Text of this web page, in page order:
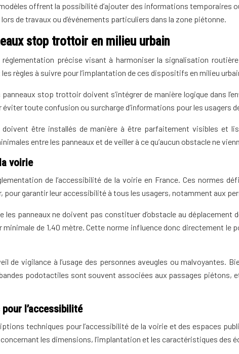
offrent la possibilité d’ajouter des informations temporaires
de travaux ou d’événements particuliers dans la zone piétonne.
stop trottoir en milieu urbain
précise visant à harmoniser la signalisation
règles à suivre pour l’implantation de ces dispositifs en milieu
stop trottoir doivent s’intégrer de manière logique dans
toute confusion ou surcharge d’informations pour les usagers
être installés de manière à être parfaitement visibles et
entre les panneaux et de veiller à ce qu’aucun obstacle ne
voirie
de l’accessibilité de la voirie en France. Ces normes
garantir leur accessibilité à tous les usagers, notamment aux
panneaux ne doivent pas constituer d’obstacle au déplacement
de 1,40 mètre. Cette norme influence donc directement
de vigilance à l’usage des personnes aveugles ou malvoyantes.
podotactiles sont souvent associées aux passages piétons,
l’accessibilité
techniques pour l’accessibilité de la voirie et des espaces
les dimensions, l’implantation et les caractéristiques des